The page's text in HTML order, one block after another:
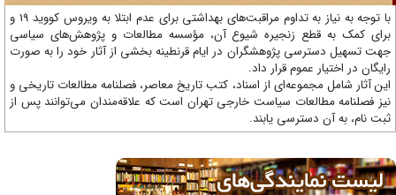
با توجه به نیاز به تداوم مراقبت‌های بهداشتی برای عدم ابتلا به ویروس کووید 19 و
کمک به قطع زنجیره شیوع آن، مؤسسه مطالعات و پژوهش‌های سیاسی
تسهیل دسترسی پژوهشگران در ایام قرنطینه بخشی از آثار خود را به صورت
در اختیار عموم قرار داد.
آثار شامل مجموعه‌ای از اسناد، کتب تاریخ معاصر، فصلنامه‌ مطالعات تاریخی و
فصلنامه مطالعات سیاست خارجی تهران است که علاقه‌مندان می‌توانند پس از
نام، به آن دسترسی یابند.